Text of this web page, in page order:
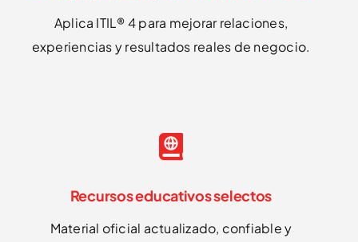
Aplica ITIL® 4 para mejorar relaciones,
experiencias y resultados reales de negocio.
Recursos educativos selectos
Material oficial actualizado, confiable y